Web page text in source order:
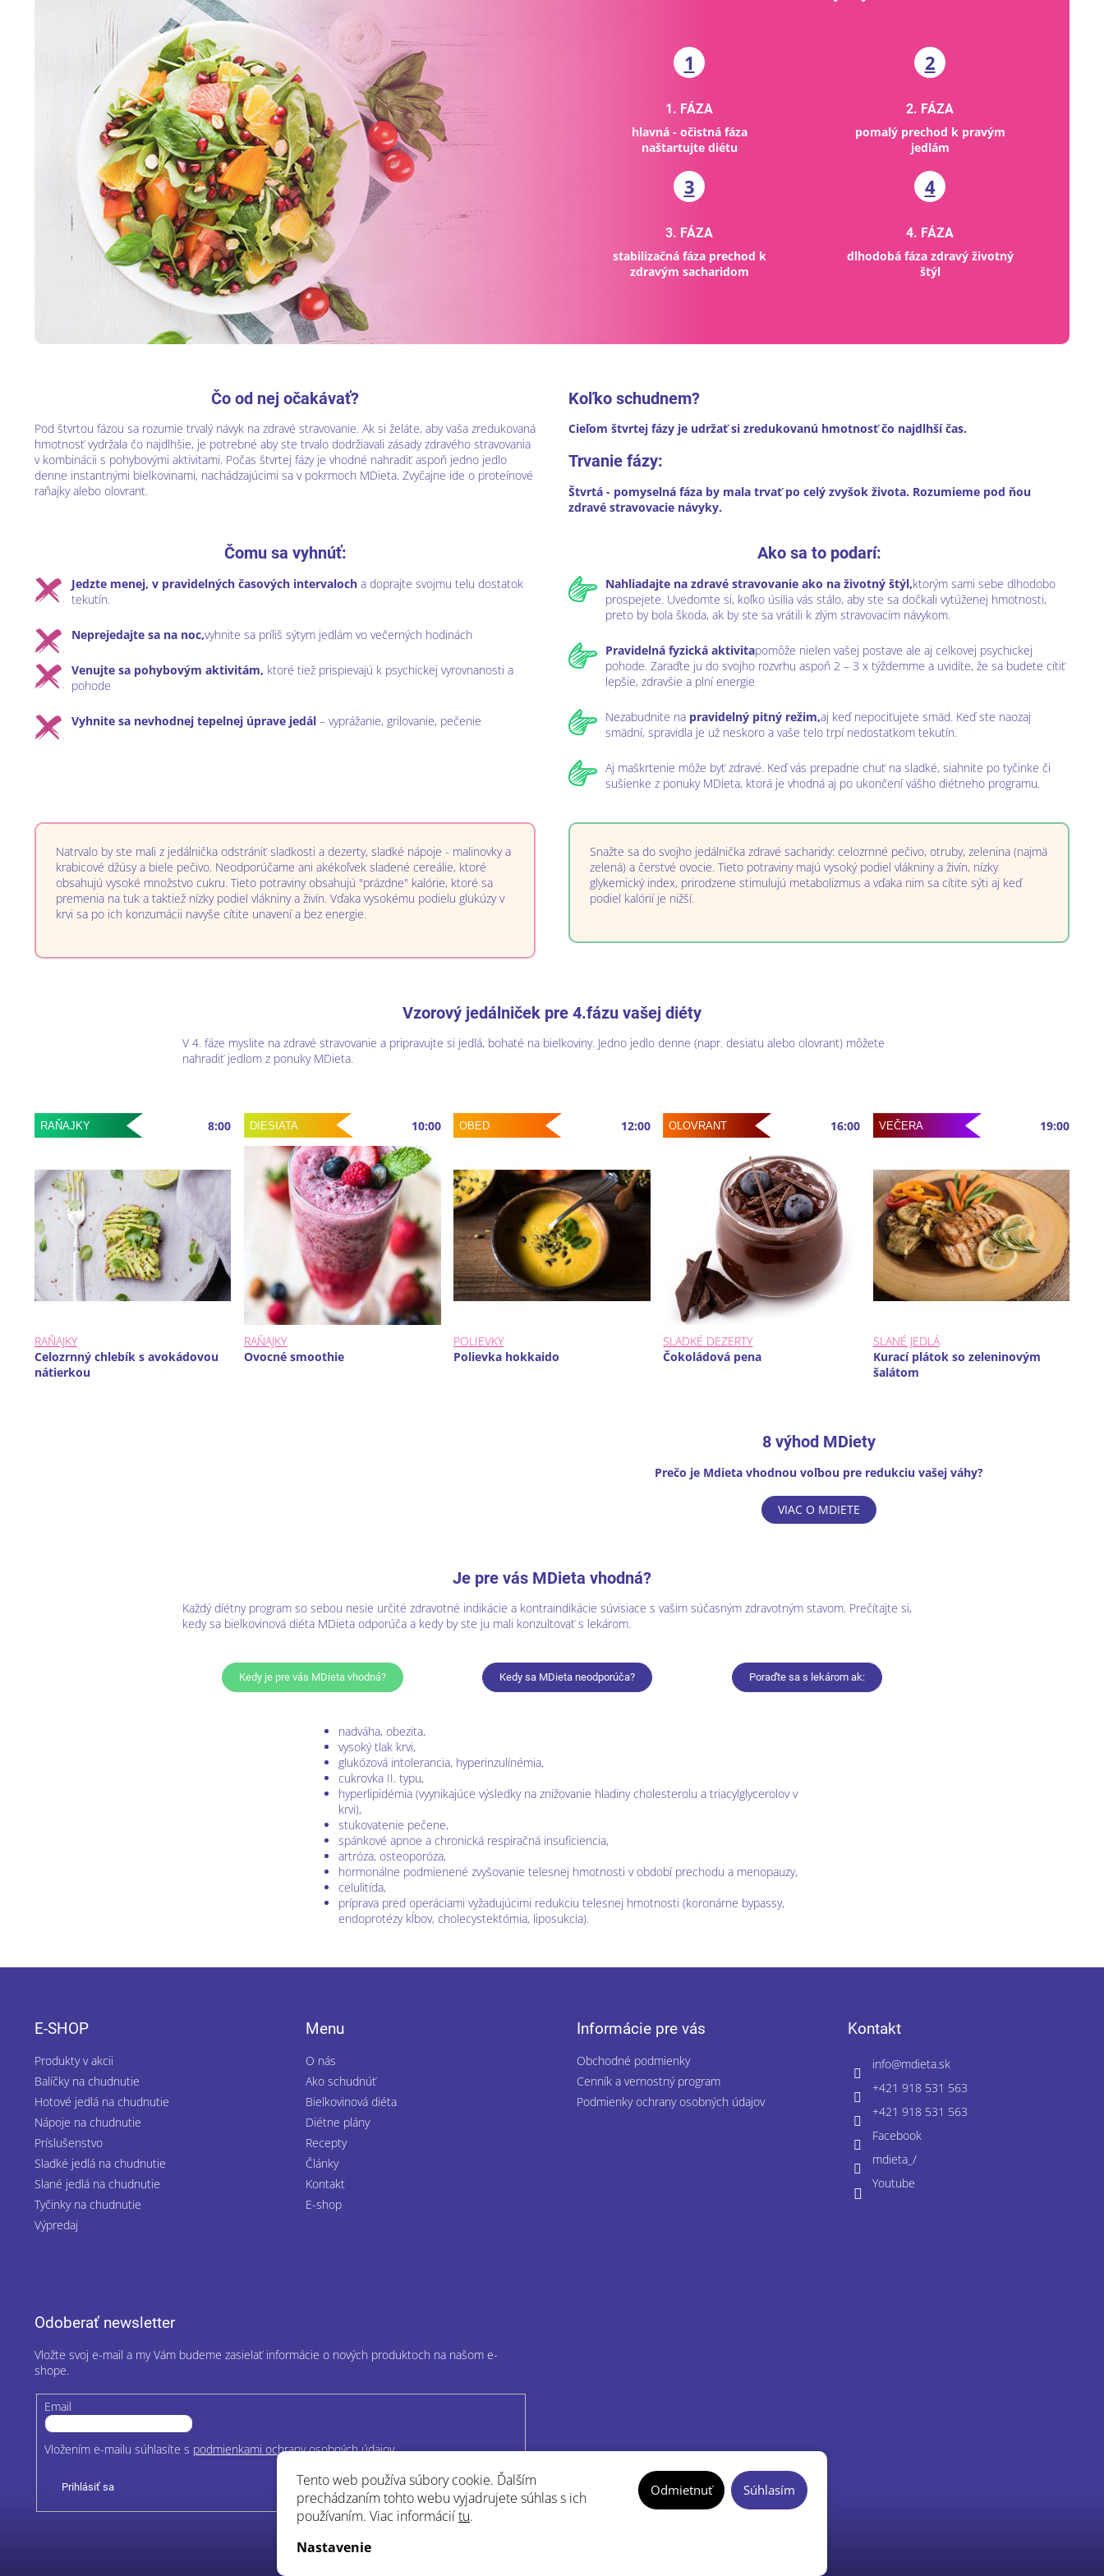
Tento web používa súbory cookie. Ďalším
prechádzaním tohto webu vyjadrujete súhlas s ich
používaním. Viac informáciítu.
Nastavenie
Odmietnuť Súhlasím
1
1. FÁZA
hlavná - očistná fáza
naštartujte diétu
2
2. FÁZA
pomalý prechod k pravým
jedlám
3
3. FÁZA
stabilizačná fáza prechod k
zdravým sacharidom
4
4. FÁZA
dlhodobá fáza zdravý životný
štýl
Čo od nej očakávať?
Pod štvrtou fázou sa rozumie trvalý návyk na zdravé stravovanie. Ak si želáte, aby vaša zredukovaná
hmotnosť vydržala čo najdlhšie, je potrebné aby ste trvalo dodržiavali zásady zdravého stravovania
v kombinácii s pohybovými aktivitami. Počas štvrtej fázy je vhodné nahradiť aspoň jedno jedlo
denne instantnými bielkovinami, nachádzajúcimi sa v pokrmoch MDieta. Zvyčajne ide o proteínové
raňajky alebo olovrant.
Koľko schudnem?
Cieľom štvrtej fázy je udržať si zredukovanú hmotnosť čo najdlhší čas.
Trvanie fázy:
Štvrtá - pomyselná fáza by mala trvať po celý zvyšok života. Rozumieme pod ňou
zdravé stravovacie návyky.
Čomu sa vyhnúť:
Jedzte menej, v pravidelných časových intervaloch a doprajte svojmu telu dostatok
tekutín.
Neprejedajte sa na noc,vyhnite sa príliš sýtym jedlám vo večerných hodinách
Venujte sa pohybovým aktivitám, ktoré tiež prispievajú k psychickej vyrovnanosti a
pohode
Vyhnite sa nevhodnej tepelnej úprave jedál – vyprážanie, grilovanie, pečenie
Ako sa to podarí:
Nahliadajte na zdravé stravovanie ako na životný štýl,ktorým sami sebe dlhodobo
prospejete. Uvedomte si, koľko úsilia vás stálo, aby ste sa dočkali vytúženej hmotnosti,
preto by bola škoda, ak by ste sa vrátili k zlým stravovacím návykom.
Pravidelná fyzická aktivitapomôže nielen vašej postave ale aj celkovej psychickej
pohode. Zaraďte ju do svojho rozvrhu aspoň 2 – 3 x týždemme a uvidíte, že sa budete cítiť
lepšie, zdravšie a plní energie
Nezabudnite na pravidelný pitný režim,aj keď nepociťujete smäd. Keď ste naozaj
smädní, spravidla je už neskoro a vaše telo trpí nedostatkom tekutín.
Aj maškrtenie môže byť zdravé. Keď vás prepadne chuť na sladké, siahnite po tyčinke či
sušienke z ponuky MDieta, ktorá je vhodná aj po ukončení vášho diétneho programu.
Natrvalo by ste mali z jedálnička odstrániť sladkosti a dezerty, sladké nápoje - malinovky a
krabicové džúsy a biele pečivo. Neodporúčame ani akékoľvek sladené cereálie, ktoré
obsahujú vysoké množstvo cukru. Tieto potraviny obsahujú "prázdne" kalórie, ktoré sa
premenia na tuk a taktiež nízky podiel vlákniny a živín. Vďaka vysokému podielu glukúzy v
krvi sa po ich konzumácii navyše cítite unavení a bez energie.
Snažte sa do svojho jedálnička zdravé sacharidy: celozrnné pečivo, otruby, zelenina (najmä
zelená) a čerstvé ovocie. Tieto potraviny majú vysoký podiel vlákniny a živín, nízky
glykemický index, prirodzene stimulujú metabolizmus a vďaka nim sa cítite sýti aj keď
podiel kalórií je nižší.
Vzorový jedálniček pre 4.fázu vašej diéty
V 4. fáze myslite na zdravé stravovanie a pripravujte si jedlá, bohaté na bielkoviny. Jedno jedlo denne (napr. desiatu alebo olovrant) môžete
nahradiť jedlom z ponuky MDieta.
RAŇAJKY 8:00
RAŇAJKY
Celozrnný chlebík s avokádovou
nátierkou
DIESIATA 10:00
RAŇAJKY
Ovocné smoothie
OBED 12:00
POLIEVKY
Polievka hokkaido
OLOVRANT 16:00
SLADKÉ DEZERTY
Čokoládová pena
VEČERA 19:00
SLANÉ JEDLÁ
Kurací plátok so zeleninovým
šalátom
8 výhod MDiety
Prečo je Mdieta vhodnou voľbou pre redukciu vašej váhy?
VIAC O MDIETE
Je pre vás MDieta vhodná?
Každý díétny program so sebou nesie určité zdravotné indikácie a kontraindikácie súvisiace s vašim súčasným zdravotným stavom. Prečítajte si,
kedy sa bielkovinová diéta MDieta odporúča a kedy by ste ju mali konzultovať s lekárom.
Kedy je pre vás MDieta vhodná? Kedy sa MDieta neodporúča? Poraďte sa s lekárom ak:
nadváha, obezita,
vysoký tlak krvi,
glukózová intolerancia, hyperinzulínémia,
cukrovka II. typu,
hyperlipidémia (vyynikajúce výsledky na znižovanie hladiny cholesterolu a triacylglycerolov v
krvi),
stukovatenie pečene,
spánkové apnoe a chronická respiračná insuficiencia,
artróza, osteoporóza,
hormonálne podmienené zvyšovanie telesnej hmotnosti v období prechodu a menopauzy,
celulitída,
príprava pred operáciami vyžadujúcimi redukciu telesnej hmotnosti (koronárne bypassy,
endoprotézy kĺbov, cholecystektómia, liposukcia).
E-SHOP
Produkty v akcii
Balíčky na chudnutie
Hotové jedlá na chudnutie
Nápoje na chudnutie
Príslušenstvo
Sladké jedlá na chudnutie
Slané jedlá na chudnutie
Tyčinky na chudnutie
Výpredaj
Menu
O nás
Ako schudnúť
Bielkovinová diéta
Diétne plány
Recepty
Články
Kontakt
E-shop
Informácie pre vás
Obchodné podmienky
Cenník a vernostný program
Podmienky ochrany osobných údajov
Kontakt
info@mdieta.sk
+421 918 531 563
+421 918 531 563
Facebook
mdieta_/
Youtube
Odoberať newsletter
Vložte svoj e-mail a my Vám budeme zasielať informácie o nových produktoch na našom e-
shope.
Email
Vložením e-mailu súhlasíte s podmienkami ochrany osobných údajov
Prihlásiť sa